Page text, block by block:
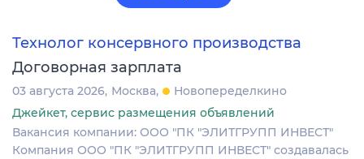
Технолог консервного производства
Договорная зарплата
03 августа 2026 Москва
Новопеределкино
Джейкет, сервис размещения объявлений
Вакансия компании: ООО "ПК "ЭЛИТГРУПП ИНВЕСТ"
Компания ООО "ПК "ЭЛИТГРУПП ИНВЕСТ" создавалась